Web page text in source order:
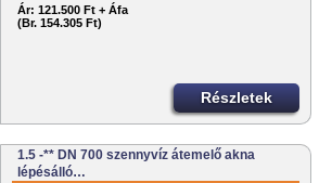
Ár: 121.500 Ft + Áfa
(Br. 154.305 Ft)
Részletek
1.5 -** DN 700 szennyvíz átemelő akna
lépésálló…